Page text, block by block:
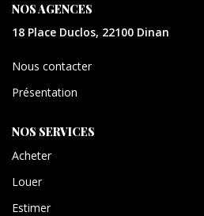
EXTRANET
NOS AGENCES
18 Place Duclos, 22100 Dinan
Nous contacter
Présentation
NOS SERVICES
Acheter
Louer
Estimer